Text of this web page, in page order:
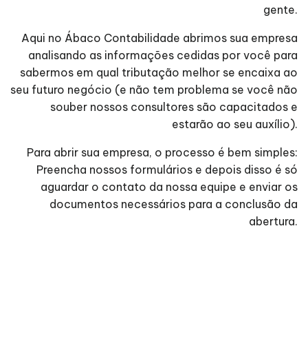
gente.
Aqui no Ábaco Contabilidade abrimos sua empresa
analisando as informações cedidas por você para
sabermos em qual tributação melhor se encaixa ao
seu futuro negócio (e não tem problema se você não
souber nossos consultores são capacitados e
estarão ao seu auxílio).
Para abrir sua empresa, o processo é bem simples:
Preencha nossos formulários e depois disso é só
aguardar o contato da nossa equipe e enviar os
documentos necessários para a conclusão da
abertura.